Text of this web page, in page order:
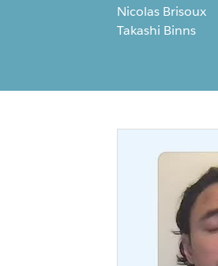
Nicolas Brisoux
Takashi Binns